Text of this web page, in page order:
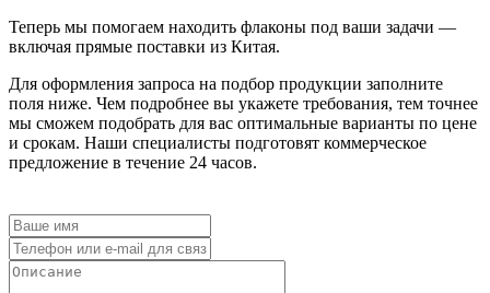
Теперь мы помогаем находить флаконы под ваши задачи —
включая прямые поставки из Китая.
Для оформления запроса на подбор продукции заполните
поля ниже. Чем подробнее вы укажете требования, тем точнее
мы сможем подобрать для вас оптимальные варианты по цене
и срокам. Наши специалисты подготовят коммерческое
предложение в течение 24 часов.